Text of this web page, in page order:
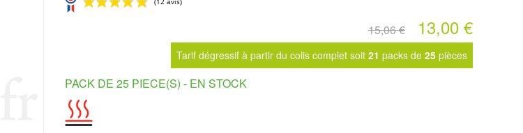
15,06 € 13,00 €
Tarif dégressif à partir du colis complet soit 21 packs de 25 pièces
PACK DE 25 PIECE(S) - EN STOCK